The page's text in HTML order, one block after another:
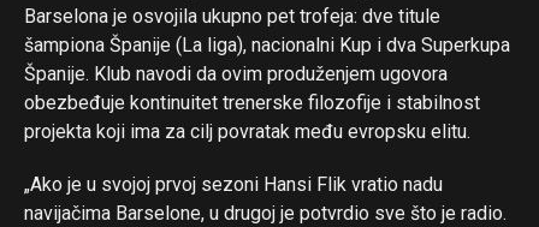
Barselona je osvojila ukupno pet trofeja: dve titule
šampiona Španije (La liga), nacionalni Kup i dva Superkupa
Španije. Klub navodi da ovim produženjem ugovora
obezbeđuje kontinuitet trenerske filozofije i stabilnost
projekta koji ima za cilj povratak među evropsku elitu.
„Ako je u svojoj prvoj sezoni Hansi Flik vratio nadu
navijačima Barselone, u drugoj je potvrdio sve što je radio.